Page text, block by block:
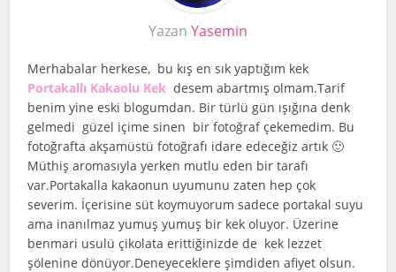
Yazan Yasemin
Merhabalar herkese, bu kış en sık yaptığım kek
Portakallı Kakaolu Kek desem abartmış olmam.Tarif
benim yine eski blogumdan. Bir türlü gün ışığına denk
gelmedi güzel içime sinen bir fotoğraf çekemedim. Bu
fotoğrafta akşamüstü fotoğrafı idare edeceğiz artık 🙂
Müthiş aromasıyla yerken mutlu eden bir tarafı
var.Portakalla kakaonun uyumunu zaten hep çok
severim. İçerisine süt koymuyorum sadece portakal suyu
ama inanılmaz yumuş yumuş bir kek oluyor. Üzerine
benmari usulü çikolata erittiğinizde de kek lezzet
şölenine dönüyor.Deneyeceklere şimdiden afiyet olsun.